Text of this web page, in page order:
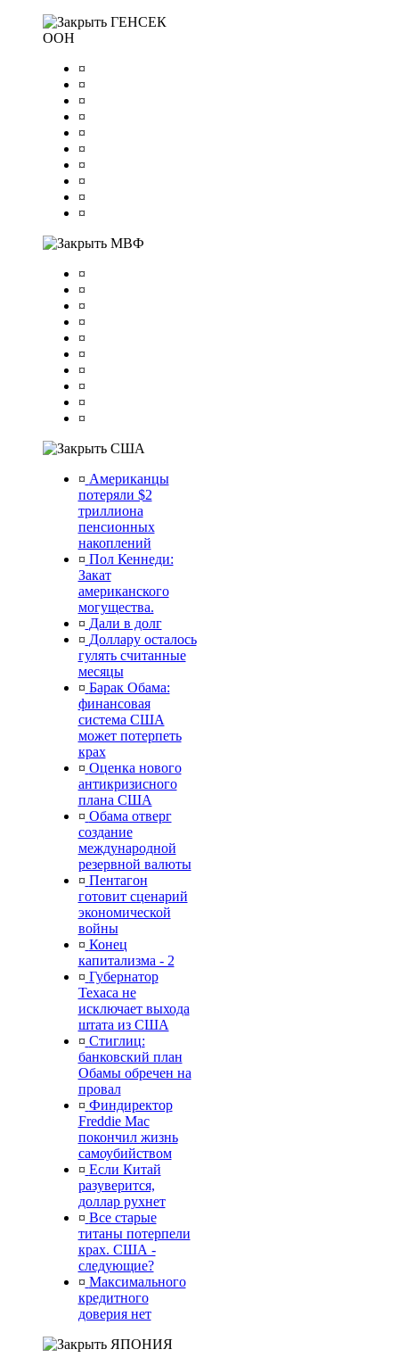
ГЕНСЕК
ООН
¤
¤
¤
¤
¤
¤
¤
¤
¤
¤
МВФ
¤
¤
¤
¤
¤
¤
¤
¤
¤
¤
США
¤ Американцы
потеряли $2
триллиона
пенсионных
накоплений
¤ Пол Кеннеди:
Закат
американского
могущества.
¤ Дали в долг
¤ Доллару осталось
гулять считанные
месяцы
¤ Барак Обама:
финансовая
система США
может потерпеть
крах
¤ Оценка нового
антикризисного
плана США
¤ Обама отверг
создание
международной
резервной валюты
¤ Пентагон
готовит сценарий
экономической
войны
¤ Конец
капитализма - 2
¤ Губернатор
Техаса не
исключает выхода
штата из США
¤ Стиглиц:
банковский план
Обамы обречен на
провал
¤ Финдиректор
Freddie Mac
покончил жизнь
самоубийством
¤ Если Китай
разуверится,
доллар рухнет
¤ Все старые
титаны потерпели
крах. США -
следующие?
¤ Максимального
кредитного
доверия нет
ЯПОНИЯ